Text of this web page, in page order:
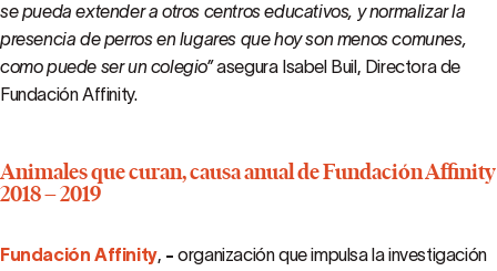
se pueda extender a otros centros educativos, y normalizar la
presencia de perros en lugares que hoy son menos comunes,
como puede ser un colegio”asegura Isabel Buil, Directora de
Fundación Affinity.
Animales que curan, causa anual de Fundación Affinity
2018 – 2019
Fundación Affinity, -organización que impulsa la investigación